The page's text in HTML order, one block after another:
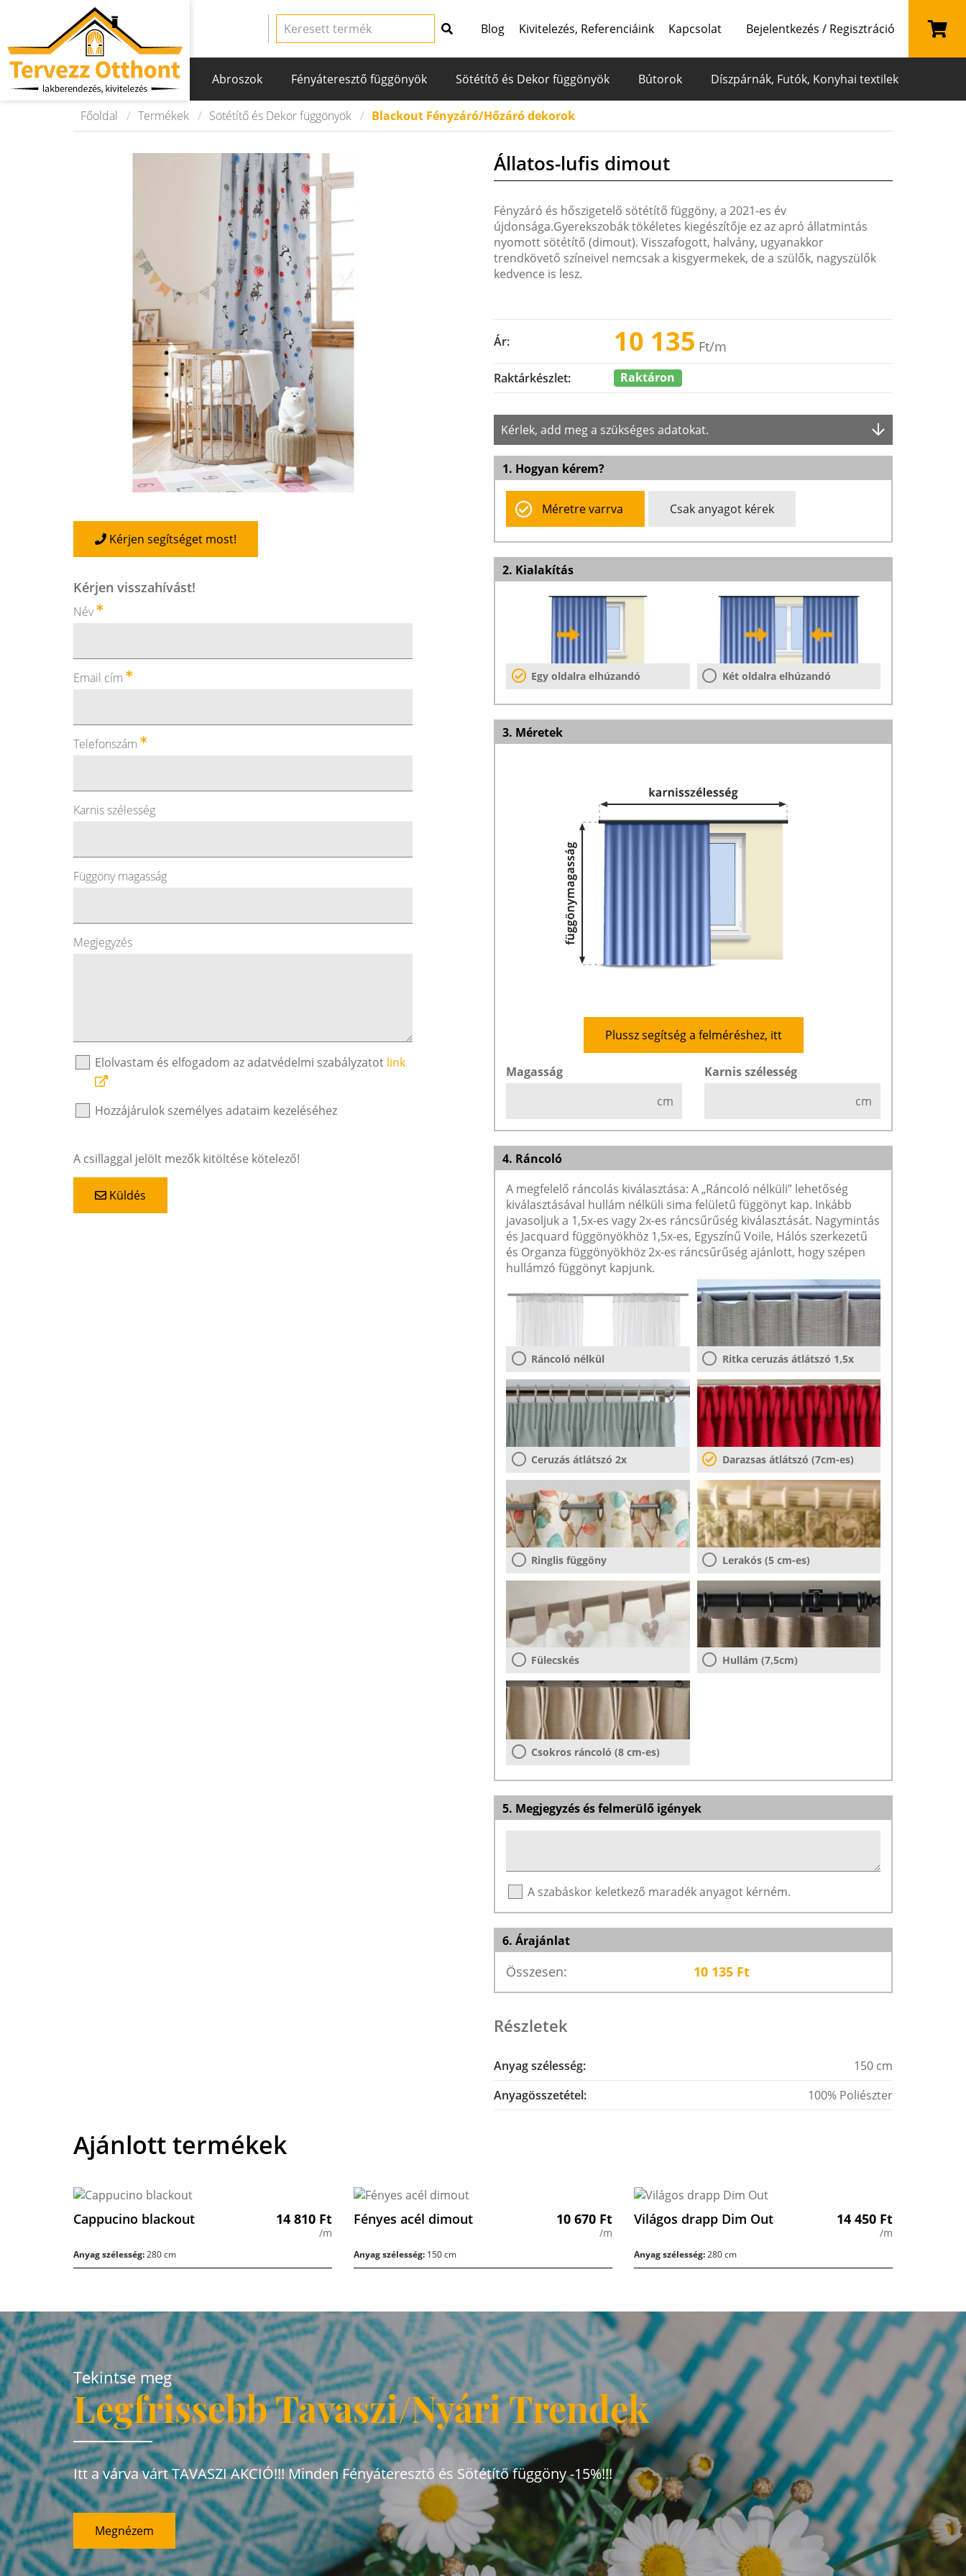
Blog Kivitelezés, Referenciáink Kapcsolat Bejelentkezés / Regisztráció
Abroszok Fényáteresztő függönyök Sötétítő és Dekor függönyök Bútorok Díszpárnák, Futók, Konyhai textilek
Főoldal Termékek Sötétítő és Dekor függönyök Blackout Fényzáró/Hőzáró dekorok
Kérjen segítséget most!
Kérjen visszahívást!
Név
Email cím
Telefonszám
Karnis szélesség
Függöny magasság
Megjegyzés
Elolvastam és elfogadom az adatvédelmi szabályzatot link
Hozzájárulok személyes adataim kezeléséhez
A csillaggal jelölt mezők kitöltése kötelező!
Küldés
Állatos-lufis dimout
Fényzáró és hőszigetelő sötétítő függöny, a 2021-es év
újdonsága.Gyerekszobák tökéletes kiegészítője ez az apró állatmintás
nyomott sötétítő (dimout). Visszafogott, halvány, ugyanakkor
trendkövető színeivel nemcsak a kisgyermekek, de a szülők, nagyszülők
kedvence is lesz.
Ár: 10 135 Ft/m
Raktárkészlet: Raktáron
Kérlek, add meg a szükséges adatokat.
1. Hogyan kérem?
Méretre varrva Csak anyagot kérek
2. Kialakítás
Egy oldalra elhúzandó Két oldalra elhúzandó
3. Méretek
Plussz segítség a felméréshez, itt
Magasság
cm
Karnis szélesség
cm
4. Ráncoló
A megfelelő ráncolás kiválasztása: A „Ráncoló nélküli” lehetőség
kiválasztásával hullám nélküli sima felületű függönyt kap. Inkább
javasoljuk a 1,5x-es vagy 2x-es ráncsűrűség kiválasztását. Nagymintás
és Jacquard függönyökhöz 1,5x-es, Egyszínű Voile, Hálós szerkezetű
és Organza függönyökhöz 2x-es ráncsűrűség ajánlott, hogy szépen
hullámzó függönyt kapjunk.
Ráncoló nélkül Ritka ceruzás átlátszó 1,5x
Ceruzás átlátszó 2x Darazsas átlátszó (7cm-es)
Ringlis függöny Lerakós (5 cm-es)
Fülecskés Hullám (7,5cm)
Csokros ráncoló (8 cm-es)
5. Megjegyzés és felmerülő igények
A szabáskor keletkező maradék anyagot kérném.
6. Árajánlat
Összesen: 10 135Ft
Részletek
Anyag szélesség:
150 cm
Anyagösszetétel:
100% Poliészter
Ajánlott termékek
Cappucino blackout 14 810 Ft
/m
Anyag szélesség:280 cm
Fényes acél dimout 10 670 Ft
/m
Anyag szélesség: 150 cm
Világos drapp Dim Out 14 450 Ft
/m
Anyag szélesség:280 cm
Tekintse meg
Legfrissebb Tavaszi/Nyári Trendek
Itt a várva várt TAVASZI AKCIÓ!!! Minden Fényáteresztő és Sötétítő függöny -15%!!!
Megnézem